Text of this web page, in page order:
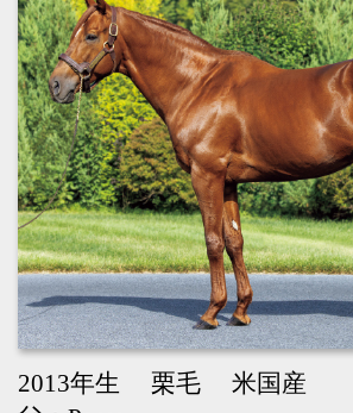
2013年生 栗毛 米国産
父：Posse
母：Jazzmane
母の父：Toccet
競走成績
米・UAEで2～5歳時25戦8勝。ドバイゴー
ルデンシャヒーン-G1（D1200m）2回、マ
リブS-G1（D7F）、ベルモントスプリント